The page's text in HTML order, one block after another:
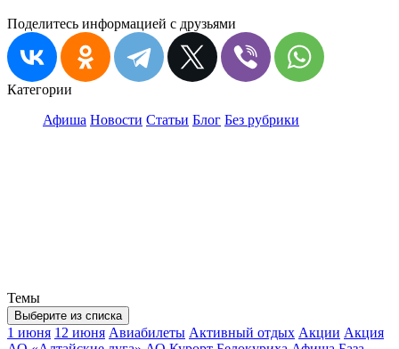
Поделитесь информацией с друзьями
Категории
Афиша Новости Статьи Блог Без рубрики
Темы
Выберите из списка
1 июня 12 июня Авиабилеты Активный отдых Акции Акция